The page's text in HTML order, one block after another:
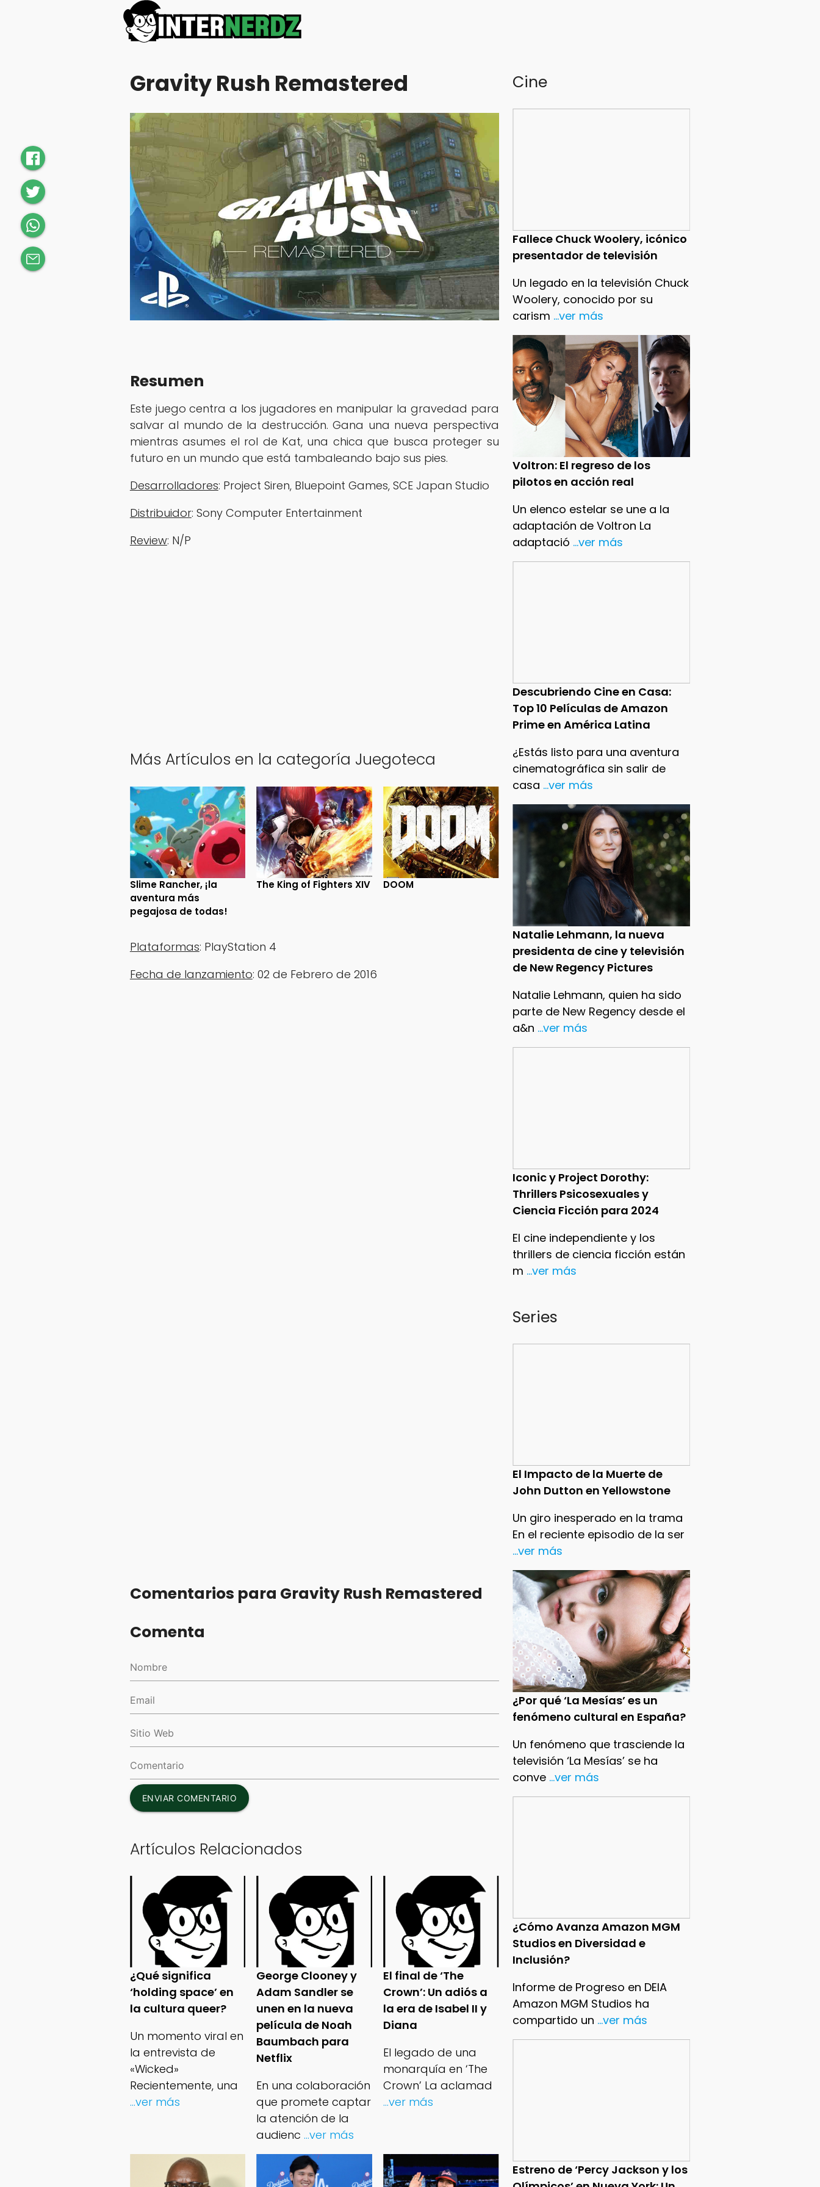
Cine
Fallece Chuck Woolery, icónico
presentador de televisión
Un legado en la televisión Chuck
Woolery, conocido por su
carism ...ver más
Voltron: El regreso de los
pilotos en acción real
Un elenco estelar se une a la
adaptación de Voltron La
adaptació ...ver más
Descubriendo Cine en Casa:
Top 10 Películas de Amazon
Prime en América Latina
¿Estás listo para una aventura
cinematográfica sin salir de
casa ...ver más
Natalie Lehmann, la nueva
presidenta de cine y televisión
de New Regency Pictures
Natalie Lehmann, quien ha sido
parte de New Regency desde el
a&n ...ver más
Iconic y Project Dorothy:
Thrillers Psicosexuales y
Ciencia Ficción para 2024
El cine independiente y los
thrillers de ciencia ficción están
m ...ver más
Series
El Impacto de la Muerte de
John Dutton en Yellowstone
Un giro inesperado en la trama
En el reciente episodio de la ser
...ver más
¿Por qué ‘La Mesías’ es un
fenómeno cultural en España?
Un fenómeno que trasciende la
televisión ‘La Mesías’ se ha
conve ...ver más
¿Cómo Avanza Amazon MGM
Studios en Diversidad e
Inclusión?
Informe de Progreso en DEIA
Amazon MGM Studios ha
compartido un ...ver más
Estreno de ‘Percy Jackson y los
Gravity Rush Remastered
Resumen
Este juego centra a los jugadores en manipular la gravedad para
salvar al mundo de la destrucción. Gana una nueva perspectiva
mientras asumes el rol de Kat, una chica que busca proteger su
futuro en un mundo que está tambaleando bajo sus pies.
Desarrolladores: Project Siren, Bluepoint Games, SCE Japan Studio
Distribuidor: Sony Computer Entertainment
‎‎‎‎Review: N/P
Más Artículos en la categoría Juegoteca
Slime Rancher, ¡la
aventura más
pegajosa de todas!
The King of Fighters XIV DOOM
Plataformas: PlayStation 4
Fecha de lanzamiento: 02 de Febrero de 2016
Comentarios para Gravity Rush Remastered
Comenta
ENVIAR COMENTARIO
Artículos Relacionados
¿Qué significa
‘holding space’ en
la cultura queer?
Un momento viral en
la entrevista de
«Wicked»
Recientemente, una
...ver más
George Clooney y
Adam Sandler se
unen en la nueva
película de Noah
Baumbach para
Netflix
En una colaboración
que promete captar
la atención de la
audienc ...ver más
El final de ‘The
Crown’: Un adiós a
la era de Isabel II y
Diana
El legado de una
monarquía en ‘The
Crown’ La aclamad
...ver más